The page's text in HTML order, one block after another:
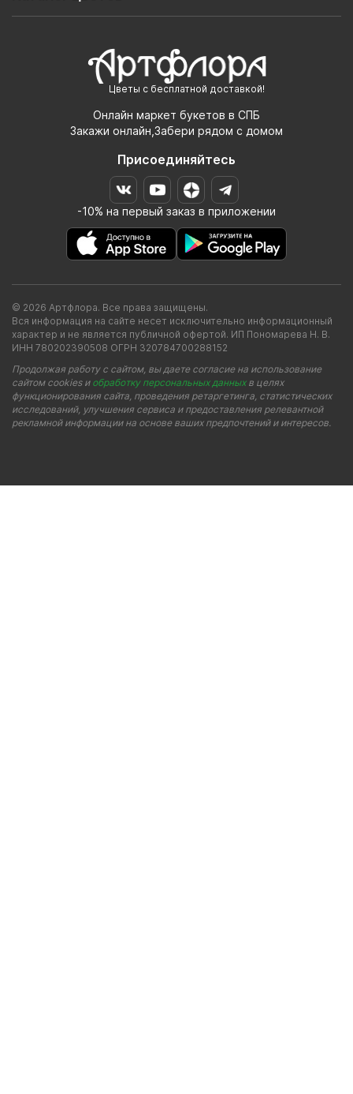
Цветы с бесплатной доставкой!
Онлайн маркет букетов в СПБ
Закажи онлайн,Забери рядом с домом
Присоединяйтесь
-10% на первый заказ в приложении
© 2026 Артфлора. Все права защищены.
Вся информация на сайте несет исключительно информационный
характер и не является публичной офертой. ИП Пономарева Н. В.
ИНН 780202390508 ОГРН 320784700288152
Продолжая работу с сайтом, вы даете согласие на использование
сайтом cookies и обработку персональных данныхв целях
функционирования сайта, проведения ретаргетинга, статистических
исследований, улучшения сервиса и предоставления релевантной
рекламной информации на основе ваших предпочтений и интересов.